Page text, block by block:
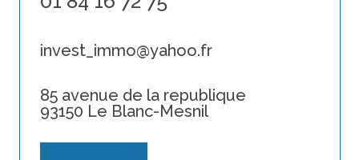
invest_immo@yahoo.fr
85 avenue de la republique
93150 Le Blanc-Mesnil